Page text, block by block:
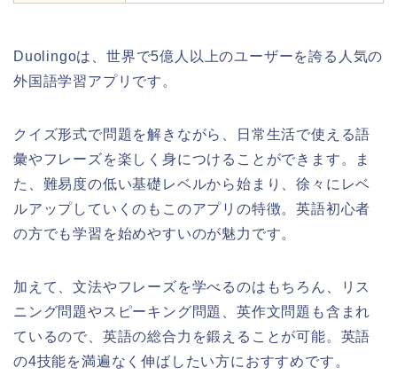
Duolingoは、世界で5億人以上のユーザーを誇る人気の
外国語学習アプリです。
クイズ形式で問題を解きながら、日常生活で使える語
彙やフレーズを楽しく身につけることができます。ま
た、難易度の低い基礎レベルから始まり、徐々にレベ
ルアップしていくのもこのアプリの特徴。英語初心者
の方でも学習を始めやすいのが魅力です。
加えて、文法やフレーズを学べるのはもちろん、リス
ニング問題やスピーキング問題、英作文問題も含まれ
ているので、英語の総合力を鍛えることが可能。英語
の4技能を満遍なく伸ばしたい方におすすめです。